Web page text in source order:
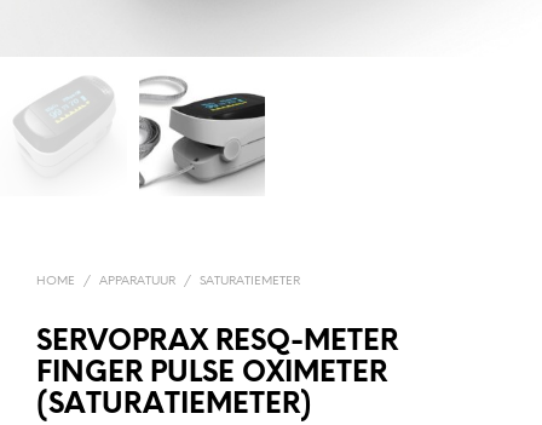
HOME / APPARATUUR / SATURATIEMETER
SERVOPRAX RESQ-METER
FINGER PULSE OXIMETER
(SATURATIEMETER)